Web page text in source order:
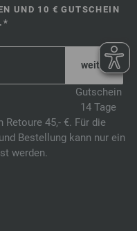
UND 10 € GUTSCHEIN
*
Gutschein
14 Tage
45,- €. Für die
Bestellung kann nur ein
werden.